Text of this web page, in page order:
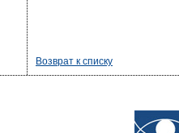
Возврат к списку